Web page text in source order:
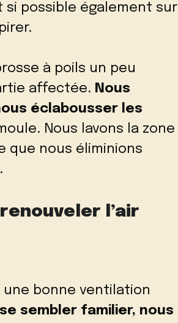
si possible également sur
à poils un peu
affectée. Nous
éclabousser les
Nous lavons la zone
que nous éliminions
l’air
une bonne ventilation
sembler familier, nous